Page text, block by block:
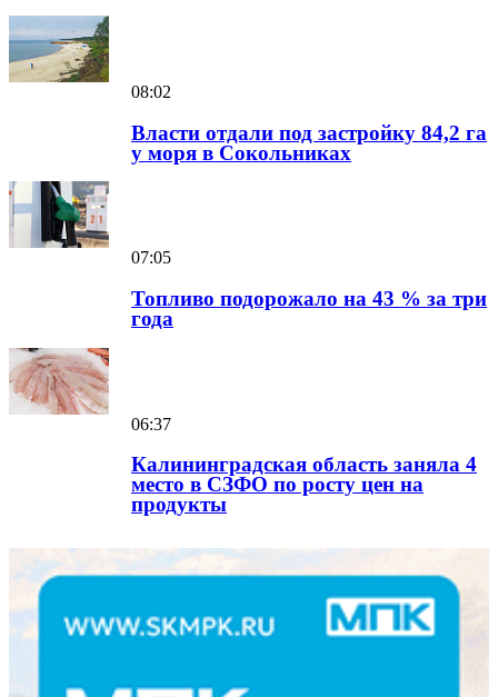
08:02
Власти отдали под застройку 84,2 га
у моря в Сокольниках
07:05
Топливо подорожало на 43 % за три
года
06:37
Калининградская область заняла 4
место в СЗФО по росту цен на
продукты